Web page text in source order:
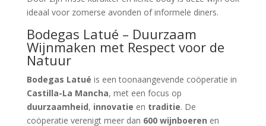
ideaal voor zomerse avonden of informele diners.
Bodegas Latué – Duurzaam
Wijnmaken met Respect voor de
Natuur
Bodegas Latué is een toonaangevende coöperatie in
Castilla-La Mancha, met een focus op
duurzaamheid, innovatie en traditie. De
coöperatie verenigt meer dan 600 wijnboeren en